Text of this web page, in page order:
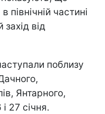
північній частині
захід від
поблизу
Янтарного,
27 січня.